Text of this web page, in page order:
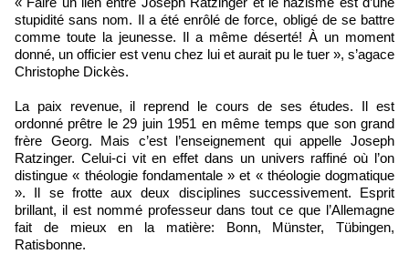
stupidité sans nom. Il a été enrôlé de force, obligé de se battre
comme toute la jeunesse. Il a même déserté! À un moment
donné, un officier est venu chez lui et aurait pu le tuer », s’agace
Christophe Dickès.
La paix revenue, il reprend le cours de ses études. Il est
ordonné prêtre le 29 juin 1951 en même temps que son grand
frère Georg. Mais c’est l’enseignement qui appelle Joseph
Ratzinger. Celui-ci vit en effet dans un univers raffiné où l’on
distingue « théologie fondamentale » et « théologie dogmatique
». Il se frotte aux deux disciplines successivement. Esprit
brillant, il est nommé professeur dans tout ce que l’Allemagne
fait de mieux en la matière: Bonn, Münster, Tübingen,
Ratisbonne.